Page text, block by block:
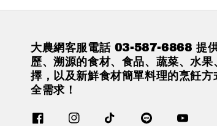
大農網客服電話 03-587-6868 提
歷、溯源的食材、食品、蔬菜、水
擇，以及新鮮食材簡單料理的烹飪
全需求！